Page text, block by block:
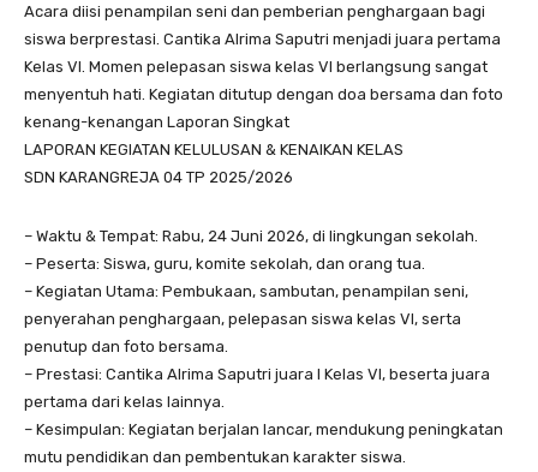
Acara diisi penampilan seni dan pemberian penghargaan bagi
siswa berprestasi. Cantika Alrima Saputri menjadi juara pertama
Kelas VI. Momen pelepasan siswa kelas VI berlangsung sangat
menyentuh hati. Kegiatan ditutup dengan doa bersama dan foto
kenang-kenangan Laporan Singkat
LAPORAN KEGIATAN KELULUSAN & KENAIKAN KELAS
SDN KARANGREJA 04 TP 2025/2026
– Waktu & Tempat: Rabu, 24 Juni 2026, di lingkungan sekolah.
– Peserta: Siswa, guru, komite sekolah, dan orang tua.
– Kegiatan Utama: Pembukaan, sambutan, penampilan seni,
penyerahan penghargaan, pelepasan siswa kelas VI, serta
penutup dan foto bersama.
– Prestasi: Cantika Alrima Saputri juara I Kelas VI, beserta juara
pertama dari kelas lainnya.
– Kesimpulan: Kegiatan berjalan lancar, mendukung peningkatan
mutu pendidikan dan pembentukan karakter siswa.